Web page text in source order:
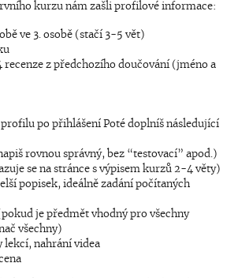
kurzu nám zašli profilové informace:
ve 3. osobě (stačí 3-5 vět)
z předchozího doučování (jméno a
profilu po přihlášení Poté doplníš následující
rovnou správný, bez “testovací” apod.)
se na stránce s výpisem kurzů 2-4 věty)
popisek, ideálně zadání počítaných
je předmět vhodný pro všechny
všechny)
lekcí, nahrání videa